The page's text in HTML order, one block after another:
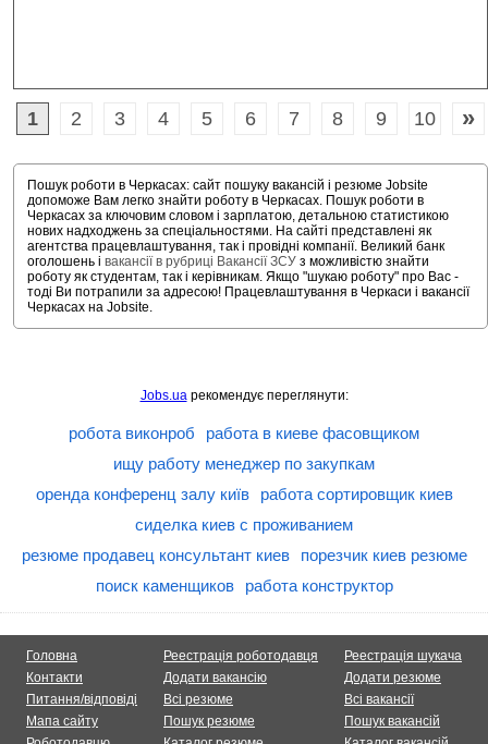
1 2 3 4 5 6 7 8 9 10 »
Пошук роботи в Черкасах: сайт пошуку вакансій і резюме Jobsite
допоможе Вам легко знайти роботу в Черкасах. Пошук роботи в
Черкасах за ключовим словом і зарплатою, детальною статистикою
нових надходжень за спеціальностями. На сайті представлені як
агентства працевлаштування, так і провідні компанії. Великий банк
оголошень і вакансії в рубриці Вакансії ЗСУ з можливістю знайти
роботу як студентам, так і керівникам. Якщо "шукаю роботу" про Вас -
тоді Ви потрапили за адресою! Працевлаштування в Черкаси і вакансії
Черкасах на Jobsite.
Jobs.uaрекомендує переглянути:
робота виконроб
работа в киеве фасовщиком
ищу работу менеджер по закупкам
оренда конференц залу київ
работа сортировщик киев
сиделка киев с проживанием
резюме продавец консультант киев
порезчик киев резюме
поиск каменщиков
работа конструктор
Головна
Контакти
Питання/відповіді
Мапа сайту
Реестрація роботодавця
Додати вакансію
Всі резюме
Пошук резюме
Реестрація шукача
Додати резюме
Всі вакансії
Пошук вакансій